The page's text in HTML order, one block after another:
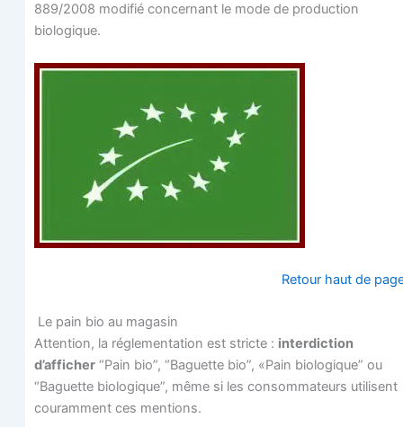
889/2008 modi­fié concer­nant le mode de pro­duc­tion
biologique.
Retour haut de
Le pain bio au magasin
Atten­tion, la régle­men­ta­tion est stricte : inter­dic­tion
d’afficher“Pain bio”, “Baguette bio”, «Pain bio­lo­gique” ou
“Baguette bio­lo­gique”, même si les consom­ma­teurs uti­lisent
cou­ram­ment ces mentions.